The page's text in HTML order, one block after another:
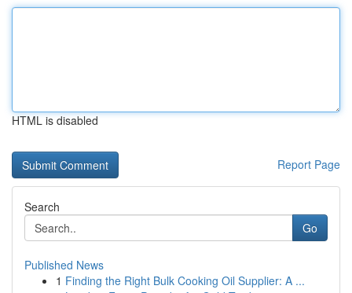
HTML is disabled
Report Page
Search
Go
Published News
1 Finding the Right Bulk Cooking Oil Supplier: A ...